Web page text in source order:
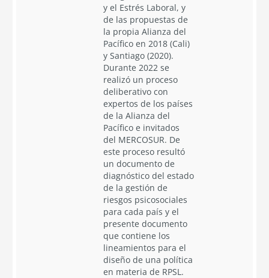
y el Estrés Laboral, y
de las propuestas de
la propia Alianza del
Pacífico en 2018 (Cali)
y Santiago (2020).
Durante 2022 se
realizó un proceso
deliberativo con
expertos de los países
de la Alianza del
Pacífico e invitados
del MERCOSUR. De
este proceso resultó
un documento de
diagnóstico del estado
de la gestión de
riesgos psicosociales
para cada país y el
presente documento
que contiene los
lineamientos para el
diseño de una política
en materia de RPSL.